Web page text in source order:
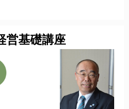
営基礎講座